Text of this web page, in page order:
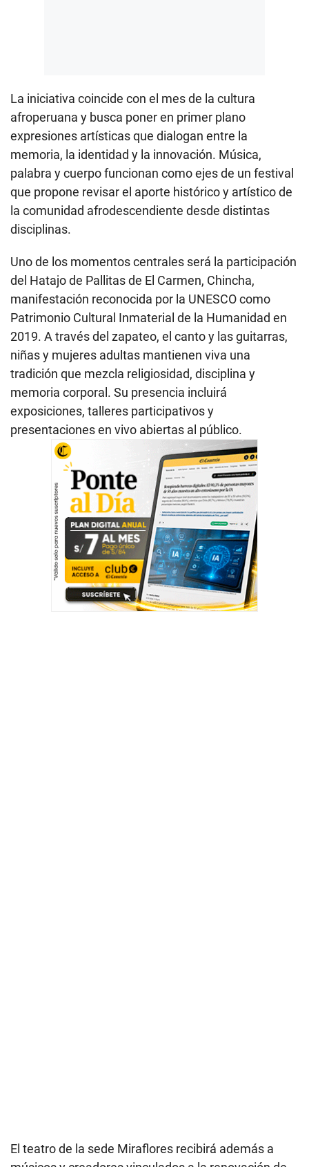
La iniciativa coincide con el mes de la cultura
afroperuana y busca poner en primer plano
expresiones artísticas que dialogan entre la
memoria, la identidad y la innovación. Música,
palabra y cuerpo funcionan como ejes de un festival
que propone revisar el aporte histórico y artístico de
la comunidad afrodescendiente desde distintas
disciplinas.
Uno de los momentos centrales será la participación
del Hatajo de Pallitas de El Carmen, Chincha,
manifestación reconocida por la UNESCO como
Patrimonio Cultural Inmaterial de la Humanidad en
2019. A través del zapateo, el canto y las guitarras,
niñas y mujeres adultas mantienen viva una
tradición que mezcla religiosidad, disciplina y
memoria corporal. Su presencia incluirá
exposiciones, talleres participativos y
presentaciones en vivo abiertas al público.
El teatro de la sede Miraflores recibirá además a